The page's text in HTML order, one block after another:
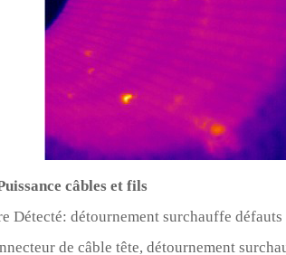
câbles et fils
Détecté: détournement surchauffe
de câble tête, détournement